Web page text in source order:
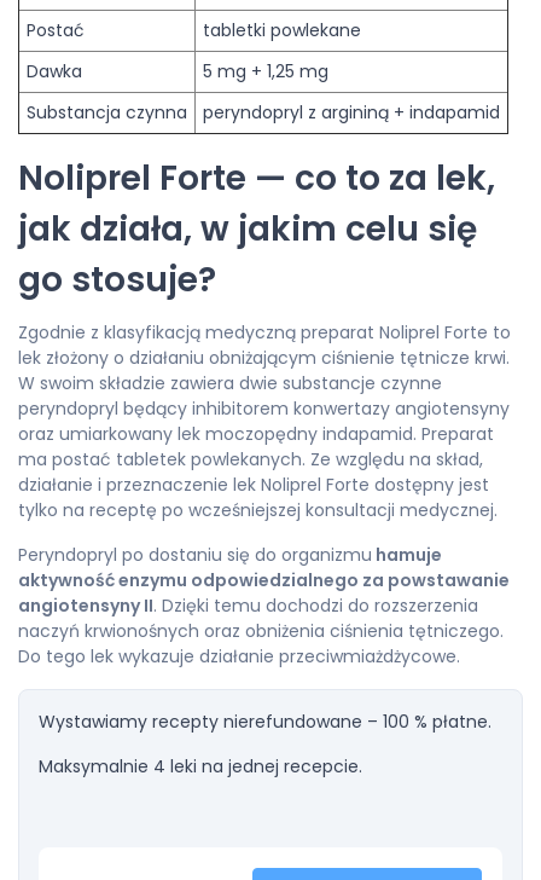
Postać
tabletki powlekane
Dawka
5 mg + 1,25 mg
Substancja czynna
peryndopryl z argininą + indapamid
Noliprel Forte — co to za lek,
jak działa, w jakim celu się
go stosuje?
Zgodnie z klasyfikacją medyczną preparat Noliprel Forte to
lek złożony o działaniu obniżającym ciśnienie tętnicze krwi.
W swoim składzie zawiera dwie substancje czynne
peryndopryl będący inhibitorem konwertazy angiotensyny
oraz umiarkowany lek moczopędny indapamid. Preparat
ma postać tabletek powlekanych. Ze względu na skład,
działanie i przeznaczenie lek Noliprel Forte dostępny jest
tylko na receptę po wcześniejszej konsultacji medycznej.
Peryndopryl po dostaniu się do organizmu hamuje
aktywność enzymu odpowiedzialnego za powstawanie
angiotensyny II. Dzięki temu dochodzi do rozszerzenia
naczyń krwionośnych oraz obniżenia ciśnienia tętniczego.
Do tego lek wykazuje działanie przeciwmiażdżycowe.
Wystawiamy recepty nierefundowane – 100 % płatne.
Maksymalnie 4 leki na jednej recepcie.